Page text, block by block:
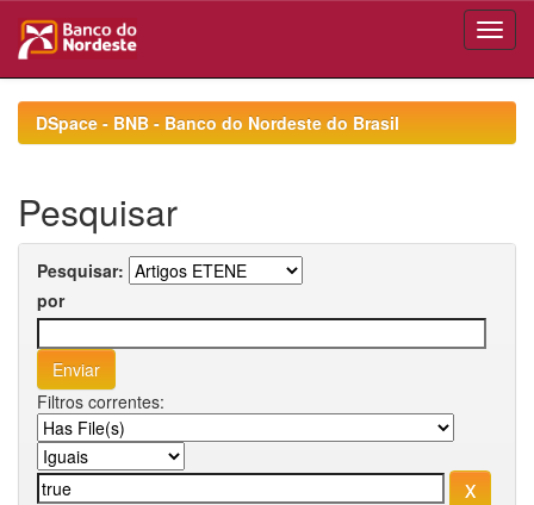
navigationDSpace - BNB - Banco do Nordeste do Brasil
Pesquisar
Pesquisar:
por
Filtros correntes: